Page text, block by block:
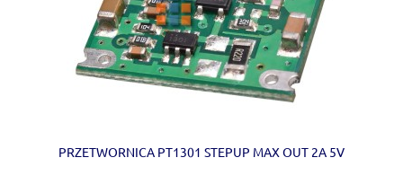
PRZETWORNICA PT1301 STEPUP MAX OUT 2A 5V